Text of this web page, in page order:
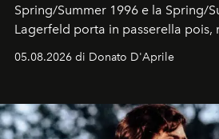
Spring/Summer 1996 e la Spring/
Lagerfeld porta in passerella pois,
logomania pensata per la spiaggia
Kate, Claudia e Carla una dietro
uno dei documenti più
05.08.2026 di Donato D'Aprile